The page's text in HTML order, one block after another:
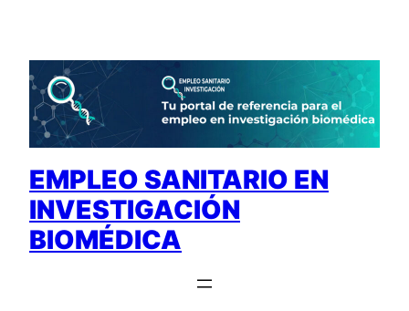
contenido
EMPLEO SANITARIO EN
INVESTIGACIÓN
BIOMÉDICA